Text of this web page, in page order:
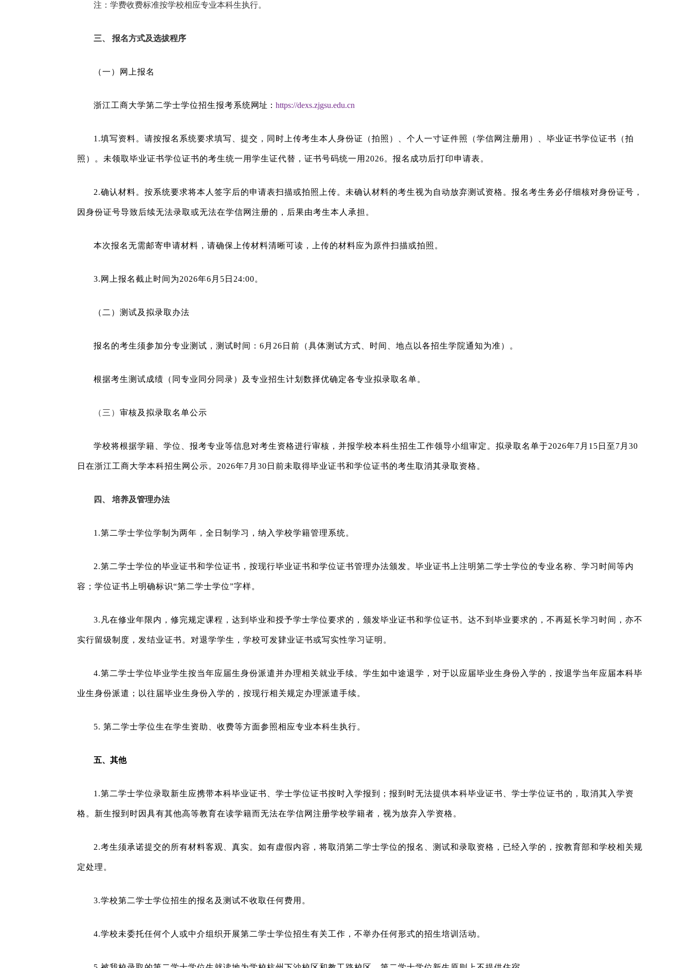
注：学费收费标准按学校相应专业本科生执行。
三、 报名方式及选拔程序
（一）网上报名
浙江工商大学第二学士学位招生报考系统网址： https://dexs.zjgsu.edu.cn
1.填写资料。请按报名系统要求填写、提交，同时上传考生本人身份证（拍照）、个人一寸证件照（学信网注册用）、毕业证书学位证书（拍
照）。未领取毕业证书学位证书的考生统一用学生证代替，证书号码统一用2026。报名成功后打印申请表。
2.确认材料。按系统要求将本人签字后的申请表扫描或拍照上传。未确认材料的考生视为自动放弃测试资格。报名考生务必仔细核对身份证号，
因身份证号导致后续无法录取或无法在学信网注册的，后果由考生本人承担。
本次报名无需邮寄申请材料，请确保上传材料清晰可读，上传的材料应为原件扫描或拍照。
3. 网上报名截止时间为2026年6月5日24:00。
（二） 测试及拟录取办法
报名的考生须参加分专业测试，测试时间：6月26日前（具体测试方式、时间、地点以各招生学院通知为准）。
根据考生测试成绩（同专业同分同录）及专业招生计划数择优确定各专业拟录取名单。
（三） 审核及 拟录取名单公示
学校将根据学籍、学位、报考专业等信息对考生资格进行审核，并报学校本科生招生工作领导小组审定。 拟录取名单于2026年7月15日至7 月30
日 在浙江工商大学本科招生网公示。2026年7月30日前未取得毕业证书和学位证书的考生取消其录取资格。
四、 培养及管理办法
1.第二学士学位学制为两年，全日制学习，纳入学校学籍管理系统。
2.第二学士学位的毕业证书和学位证书，按现行毕业证书和学位证书管理办法颁发。毕业证书上注明第二学士学位的专业名称、学习时间等内
容；学位证书上明确标识“第二学士学位”字样。
3. 凡在修业年限内，修完规定课程，达到毕业和授予学士学位要求的，颁发毕业证书和学位证书。达不到毕业要求的，不再延长学习时间，亦不
实行留级制度，发结业证书。对退学学生，学校可发肄业证书或写实性学习证明。
4.第二学士学位毕业学生按当年应届生身份派遣并办理相关就业手续。学生如中途退学，对于以应届毕业生身份入学的，按退学当年应届本科毕
业生身份派遣；以往届毕业生身份入学的，按现行相关规定办理派遣手续。
5. 第二学士学位生在学生资助、收费等方面参照相应专业本科生执行。
五、其他
1.第二学士学位录取新生应携带本科毕业证书、学士学位证书按时入学报到；报到时无法提供本科毕业证书、学士学位证书的，取消其入学资
格。新生报到时因具有其他高等教育在读学籍而无法在学信网注册学校学籍者，视为放弃入学资格。
2.考生须承诺提交的所有材料客观、真实。如有虚假内容，将取消第二学士学位的报名、测试和录取资格，已经入学的，按教育部和学校相关规
定处理。
3.学校第二学士学位招生的报名及测试不收取任何费用。
4.学校未委托任何个人或中介组织开展第二学士学位招生有关工作，不举办任何形式的招生培训活动。